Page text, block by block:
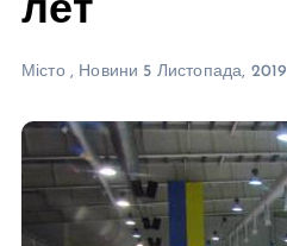
лет
Місто, Новини 5 Листопада, 2019